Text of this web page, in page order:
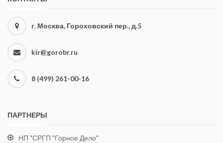
г. Москва, Гороховский пер., д.5
kir@gorobr.ru
8 (499) 261-00-16
ПАРТНЕРЫ
НП "СРГП "Горное Дело"